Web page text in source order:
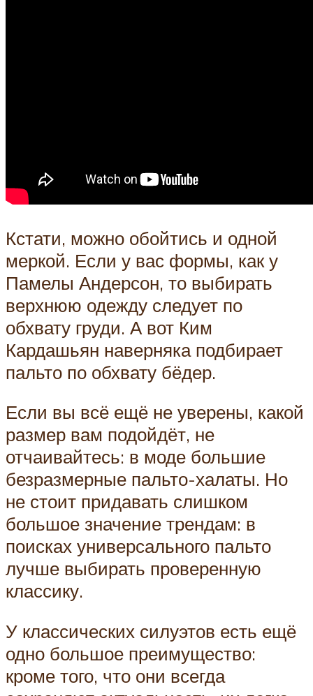
Кстати, можно обойтись и одной
меркой. Если у вас формы, как у
Памелы Андерсон, то выбирать
верхнюю одежду следует по
обхвату груди. А вот Ким
Кардашьян наверняка подбирает
пальто по обхвату бёдер.
Если вы всё ещё не уверены, какой
размер вам подойдёт, не
отчаивайтесь: в моде большие
безразмерные пальто-халаты. Но
не стоит придавать слишком
большое значение трендам: в
поисках универсального пальто
лучше выбирать проверенную
классику.
У классических силуэтов есть ещё
одно большое преимущество:
кроме того, что они всегда